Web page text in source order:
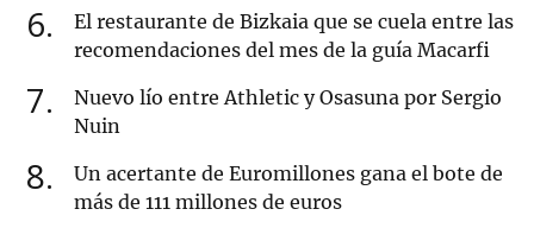
6
El restaurante de Bizkaia que se cuela entre las
recomendaciones del mes de la guía Macarfi
7
Nuevo lío entre Athletic y Osasuna por Sergio
Nuin
8
Un acertante de Euromillones gana el bote de
más de 111 millones de euros